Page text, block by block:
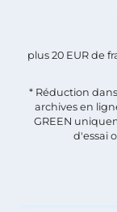
plus 20 EUR de
* Réduction
archives en
GREEN
d'essai